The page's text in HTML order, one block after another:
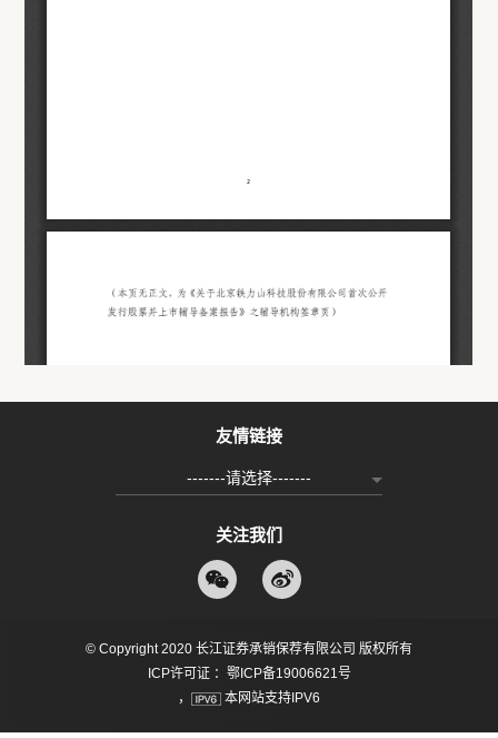
友情链接
-------请选择-------
关注我们
© Copyright 2020 长江证券承销保荐有限公司 版权所有
ICP许可证 ：鄂ICP备19006621号
，
本网站支持IPV6